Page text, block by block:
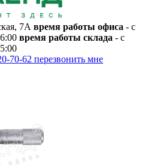
7А время работы офиса - с
время работы склада - с
70-62 перезвонить мне